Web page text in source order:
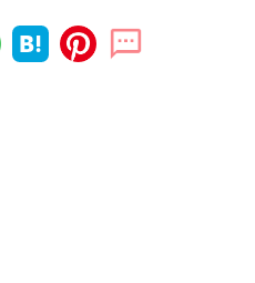
外遊びがしやすい環境が戻り
遊びを控えている家庭も少なく